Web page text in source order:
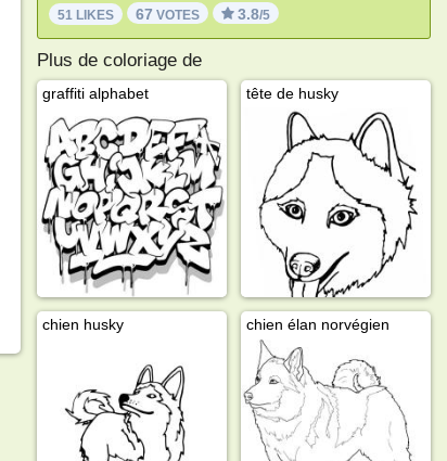
51 LIKES 67 VOTES 3.8/5
Plus de coloriage de
graffiti alphabet tête de husky
chien husky chien élan norvégien